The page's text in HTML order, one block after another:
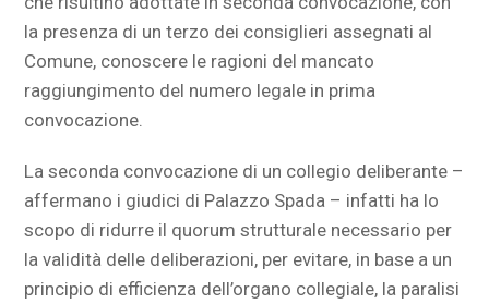
la presenza di un terzo dei consiglieri assegnati al
Comune, conoscere le ragioni del mancato
raggiungimento del numero legale in prima
convocazione.
La seconda convocazione di un collegio deliberante –
affermano i giudici di Palazzo Spada – infatti ha lo
scopo di ridurre il quorum strutturale necessario per
la validità delle deliberazioni, per evitare, in base a un
principio di efficienza dell’organo collegiale, la paralisi